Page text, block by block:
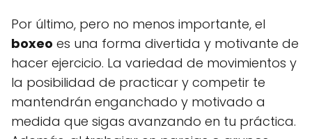
Por último, pero no menos importante, el
boxeo es una forma divertida y motivante de
hacer ejercicio. La variedad de movimientos y
la posibilidad de practicar y competir te
mantendrán enganchado y motivado a
medida que sigas avanzando en tu práctica.